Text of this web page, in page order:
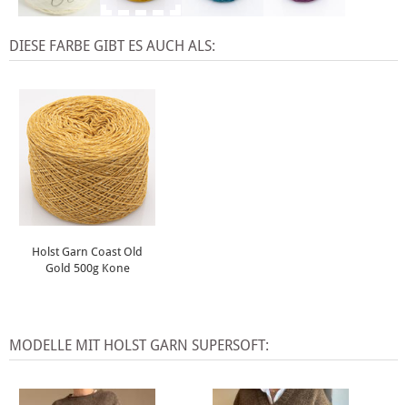
DIESE FARBE GIBT ES AUCH ALS:
Holst Garn Coast Old
Gold 500g Kone
MODELLE MIT HOLST GARN SUPERSOFT: